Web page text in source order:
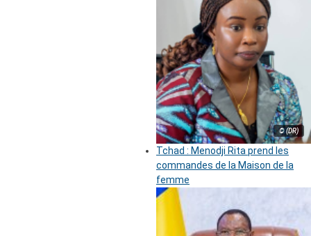
© (DR)
Tchad : Menodji Rita prend les
commandes de la Maison de la
femme